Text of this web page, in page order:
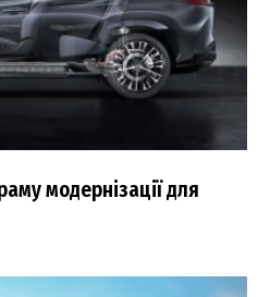
модернізації для